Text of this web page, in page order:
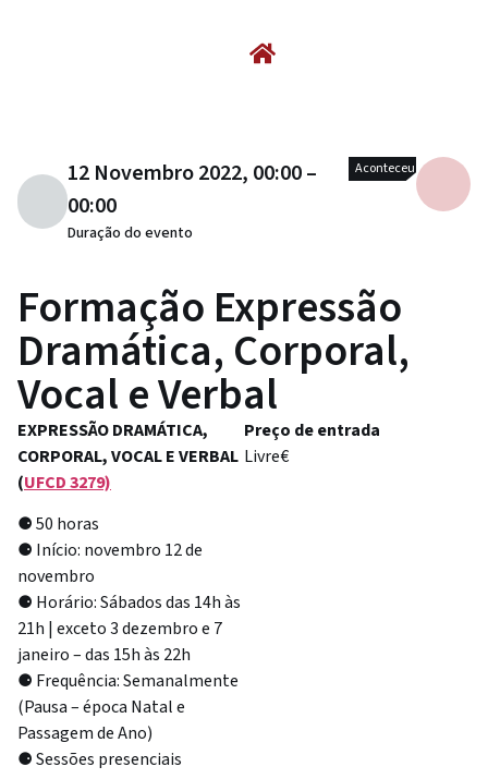
12 Novembro 2022, 00:00 –
00:00
Duração do evento
Aconteceu
Formação Expressão
Dramática, Corporal,
Vocal e Verbal
EXPRESSÃO DRAMÁTICA,
CORPORAL, VOCAL E VERBAL
(UFCD 3279)
⚈ 50 horas
⚈ Início: novembro 12 de
novembro
⚈ Horário: Sábados das 14h às
21h | exceto 3 dezembro e 7
janeiro – das 15h às 22h
⚈ Frequência: Semanalmente
(Pausa – época Natal e
Passagem de Ano)
⚈ Sessões presenciais
Preço de entrada
Livre€